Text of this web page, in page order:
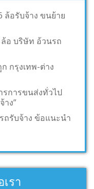
ล้อรับจ้าง ขนย้าย
ล้อ บริษัท อ้วนรถ
กรุงเทพ-ต่าง
การขนส่งทั่วไป
าง”
ถรับจ้าง ข้อแนะนำ
รา